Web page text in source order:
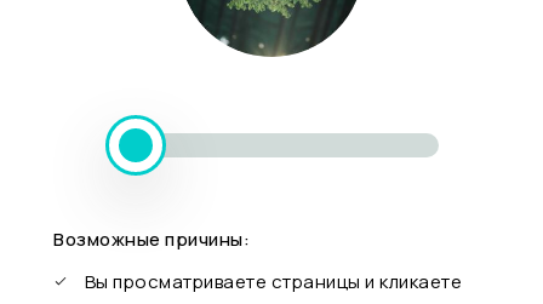
Возможные причины:
Вы просматриваете страницы и кликаете